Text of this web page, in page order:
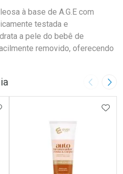
à base de A.G.E com
testada e
a pele do bebê de
removido, oferecendo
Imagem
AOS FAVORITOS